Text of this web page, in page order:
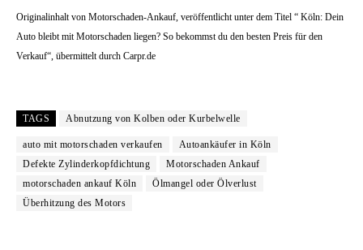
Originalinhalt von Motorschaden-Ankauf, veröffentlicht unter dem Titel “ Köln: Dein
Auto bleibt mit Motorschaden liegen? So bekommst du den besten Preis für den
Verkauf“, übermittelt durch Carpr.de
TAGS Abnutzung von Kolben oder Kurbelwelle
auto mit motorschaden verkaufen
Autoankäufer in Köln
Defekte Zylinderkopfdichtung
Motorschaden Ankauf
motorschaden ankauf Köln
Ölmangel oder Ölverlust
Überhitzung des Motors